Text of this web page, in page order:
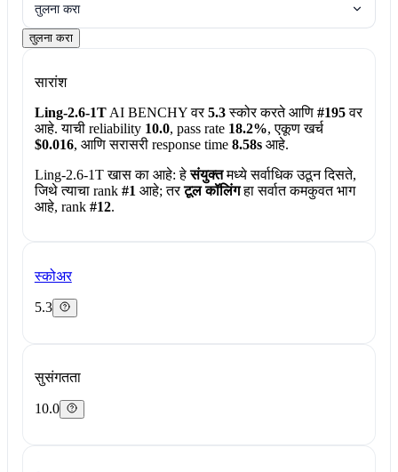
तुलना करा
तुलना करा
सारांश
Ling-2.6-1TAI BENCHY वर5.3स्कोर करते आणि #195वर
आहे. याची reliability 10.0, pass rate 18.2%, एकूण खर्च
$0.016, आणि सरासरी response time 8.58sआहे.
Ling-2.6-1T खास का आहे: हेसंयुक्तमध्ये सर्वाधिक उठून दिसते,
जिथे त्याचा rank #1 आहे; तरटूल कॉलिंगहा सर्वात कमकुवत भाग
आहे, rank #12.
स्कोअर
5.3
सुसंगतता
10.0